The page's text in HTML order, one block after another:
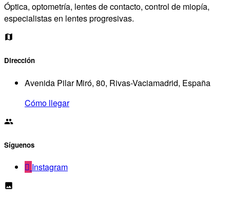
Óptica, optometría, lentes de contacto, control de miopía,
especialistas en lentes progresivas.
Dirección
Avenida Pilar Miró, 80, Rivas-Vaciamadrid, España
Cómo llegar
Síguenos
Instagram